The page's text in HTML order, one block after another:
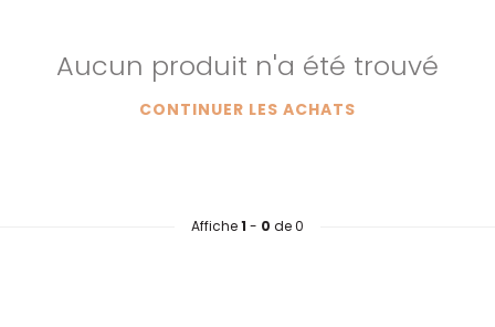
Aucun produit n'a été trouvé
CONTINUER LES ACHATS
Affiche1 - 0 de 0